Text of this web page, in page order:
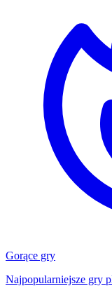
Gorące gry
Najpopularniejsze gry